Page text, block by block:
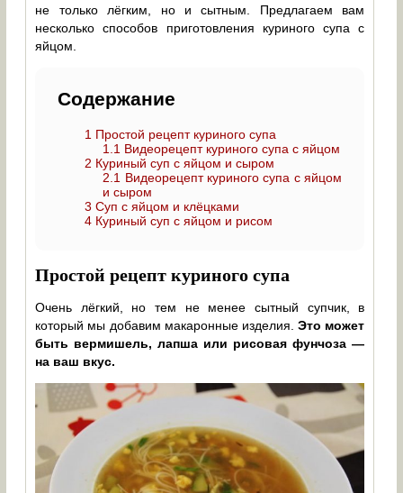
не только лёгким, но и сытным. Предлагаем вам
несколько способов приготовления куриного супа с
яйцом.
Содержание
1 Простой рецепт куриного супа
1.1 Видеорецепт куриного супа с яйцом
2 Куриный суп с яйцом и сыром
2.1 Видеорецепт куриного супа с яйцом
и сыром
3 Суп с яйцом и клёцками
4 Куриный суп с яйцом и рисом
Простой рецепт куриного супа
Очень лёгкий, но тем не менее сытный супчик, в
который мы добавим макаронные изделия.Это может
быть вермишель, лапша или рисовая фунчоза —
на ваш вкус.